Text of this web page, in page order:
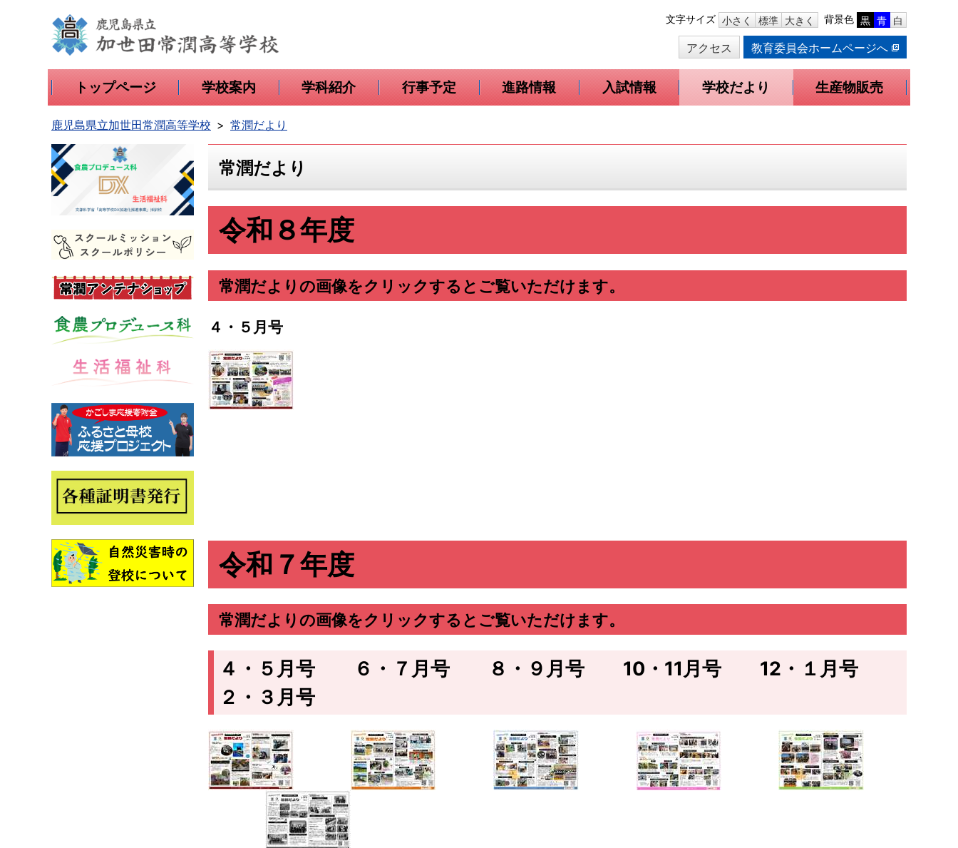
本
文字サイズ 小さく 標準 大きく 背景色 黒 青 白
アクセス 教育委員会ホームページへ
トップページ 学校案内 学科紹介 行事予定 進路情報 入試情報 学校だより 生産物販売
鹿児島県立加世田常潤高等学校 常潤だより
常潤だより
令和８年度
常潤だよりの画像をクリックするとご覧いただけます。
４・５月号
令和７年度
常潤だよりの画像をクリックするとご覧いただけます。
４・５月号 ６・７月号 ８・９月号 10・11月号 12・１月号
２・３月号